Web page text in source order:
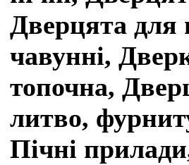
Дверцята для
чавунні,
топочна,
литво,
Пічні